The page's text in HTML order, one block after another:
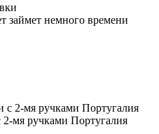
займет немного времени
2-мя ручками Португалия